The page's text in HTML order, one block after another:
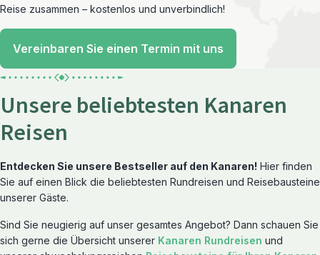
Reise zusammen – kostenlos und unverbindlich!
Vereinbaren Sie einen Termin mit uns
Unsere beliebtesten Kanaren
Reisen
Entdecken Sie unsere Bestseller auf den Kanaren! Hier finden
Sie auf einen Blick die beliebtesten Rundreisen und Reisebausteine
unserer Gäste.
Sind Sie neugierig auf unser gesamtes Angebot? Dann schauen Sie
sich gerne die Übersicht unserer Kanaren Rundreisen und